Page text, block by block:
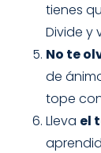
tienes
Divide y
No te
de
tope
Lleva el